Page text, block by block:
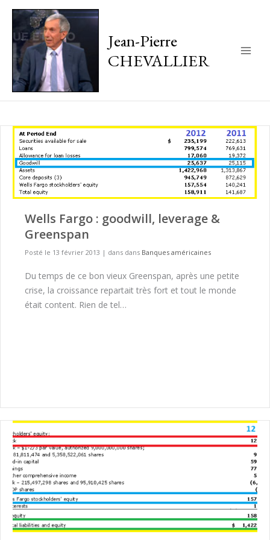
Jean-Pierre
CHEVALLIER
Wells Fargo : goodwill, leverage &
Greenspan
Posté le 13 février 2013 | dans dans Banques américaines
Du temps de ce bon vieux Greenspan, après une petite
crise, la croissance repartait très fort et tout le monde
était content. Rien de tel…